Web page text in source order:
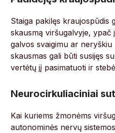
Staiga pakilęs kraujospūdis
skausmą viršugalvyje, ypač
galvos svaigimu ar
skausmas gali būti susijęs
vertėtų jį pasimatuoti ir
Neurocirkuliaciniai
Kai kuriems žmonėms
autonominės nervų